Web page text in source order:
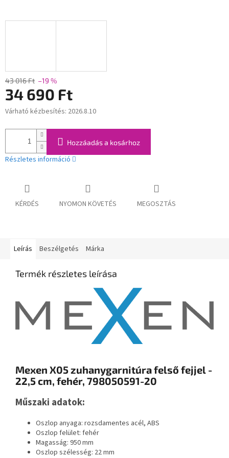
43 016 Ft –19 %
34 690 Ft
Egységár:
Várható kézbesítés: 2026.8.10
Hozzáadás a kosárhoz
Részletes információ
KÉRDÉS NYOMON KÖVETÉS MEGOSZTÁS
Leírás Beszélgetés Márka
Termék részletes leírása
Mexen X05 zuhanygarnitúra felső fejjel -
22,5 cm, fehér, 798050591-20
Műszaki adatok:
Oszlop anyaga: rozsdamentes acél, ABS
Oszlop felület: fehér
Magasság: 950 mm
Oszlop szélesség: 22 mm